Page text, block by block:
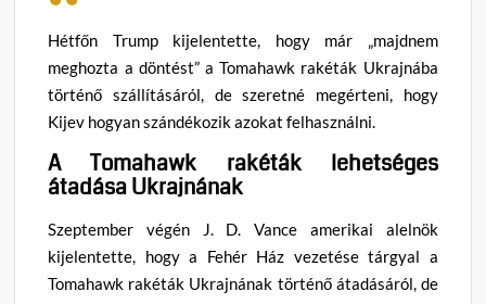
Hétfőn Trump kijelentette, hogy már „majdnem
meghozta a döntést” a Tomahawk rakéták Ukrajnába
történő szállításáról, de szeretné megérteni, hogy
Kijev hogyan szándékozik azokat felhasználni.
A Tomahawk rakéták lehetséges
átadása Ukrajnának
Szeptember végén J. D. Vance amerikai alelnök
kijelentette, hogy a Fehér Ház vezetése tárgyal a
Tomahawk rakéták Ukrajnának történő átadásáról, de